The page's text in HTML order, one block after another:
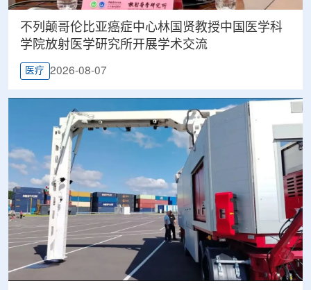
不列颠哥伦比亚癌症中心林国贤教授中国医学科
学院放射医学研究所开展学术交流
医疗 2026-08-07